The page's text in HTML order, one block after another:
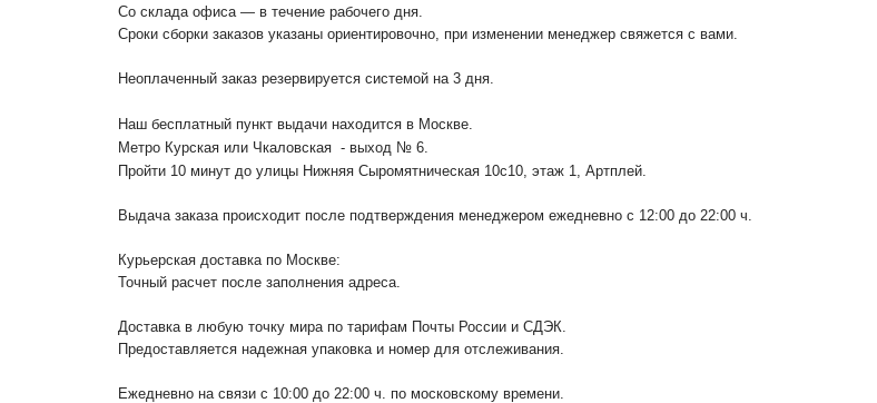
Со склада офиса — в течение рабочего дня.
Сроки сборки заказов указаны ориентировочно, при изменении менеджер свяжется с вами.
Неоплаченный заказ резервируется системой на 3 дня.
Наш бесплатный пункт выдачи находится в Москве.
Метро Курская или Чкаловская - выход № 6.
Пройти 10 минут до улицы Нижняя Сыромятническая 10с10 , этаж 1, Артплей.
Выдача заказа происходит после подтверждения менеджером ежедневно с 12:00 до 22:00 ч.
Курьерская доставка по Москве:
Точный расчет после заполнения адреса.
Доставка в любую точку мира по тарифам Почты России и СДЭК.
Предоставляется надежная упаковка и номер для отслеживания.
Ежедневно на связи с 10:00 до 22:00 ч. по московскому времени.